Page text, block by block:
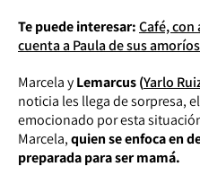
Te puede interesar:Café,
cuenta a Paula de sus
Marcela yLemarcus (Yarlo
noticia les llega de sorpresa,
emocionado por esta
Marcela,quien se enfoca en
preparada para ser mamá.